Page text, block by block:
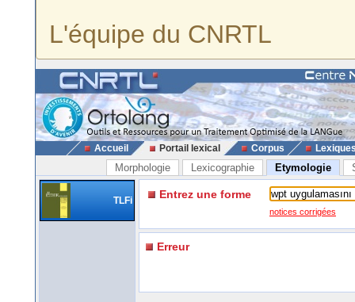
L'équipe du CNRTL
Accueil Portail lexical Corpus
Morphologie Lexicographie Etymologie
TLFi Entrez une forme
notices corrigées
Erreur